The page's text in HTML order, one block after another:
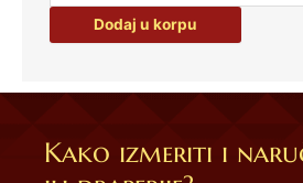
Dodaj u korpu
Kako izmeriti i